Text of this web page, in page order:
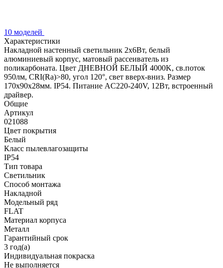
10 моделей
Характеристики
Накладной настенный светильник 2x6Вт, белый
алюминиевый корпус, матовый рассеиватель из
поликарбоната. Цвет ДНЕВНОЙ БЕЛЫЙ 4000K, св.поток
950лм, CRI(Ra)>80, угол 120°, свет вверх-вниз. Размер
170x90x28мм. IP54. Питание AC220-240V, 12Вт, встроенный
драйвер.
Общие
Артикул
021088
Цвет покрытия
Белый
Класс пылевлагозащиты
IP54
Тип товара
Светильник
Способ монтажа
Накладной
Модельный ряд
FLAT
Материал корпуса
Металл
Гарантийный срок
3 год(а)
Индивидуальная покраска
Не выполняется